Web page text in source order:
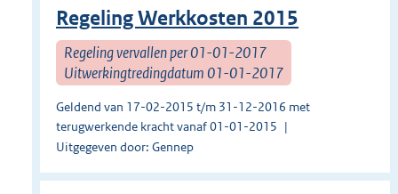
Regeling Werkkosten 2015
Regeling vervallen per 01-01-2017
Uitwerkingtredingdatum 01-01-2017
Geldend van 17-02-2015 t/m 31-12-2016 met
terugwerkende kracht vanaf 01-01-2015
Uitgegeven door: Gennep